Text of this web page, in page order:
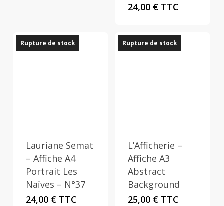
24,00 € TTC
Rupture de stock
Lauriane Semat
– Affiche A4
Portrait Les
Naïves – N°37
24,00 € TTC
Rupture de stock
L’Afficherie –
Affiche A3
Abstract
Background
25,00 € TTC